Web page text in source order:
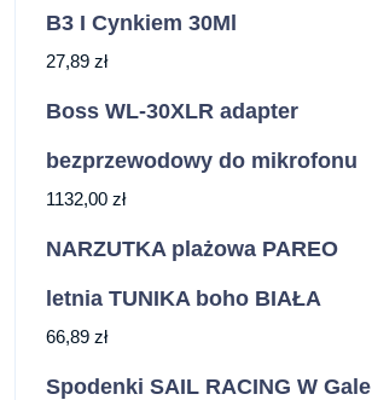
B3 I Cynkiem 30Ml
27,89 zł
Boss WL-30XLR adapter
bezprzewodowy do mikrofonu
1132,00 zł
NARZUTKA plażowa PAREO
letnia TUNIKA boho BIAŁA
66,89 zł
Spodenki SAIL RACING W Gale